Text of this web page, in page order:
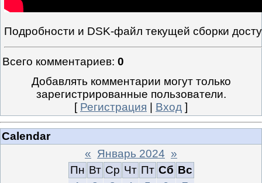
Подробности и DSK-файл текущей сборки
Всего комментариев: 0
Добавлять комментарии могут только
зарегистрированные пользователи.
[ Регистрация Вход ]
Calendar
« Январь 2024 »
Пн Вт Ср Чт Пт Сб Вс